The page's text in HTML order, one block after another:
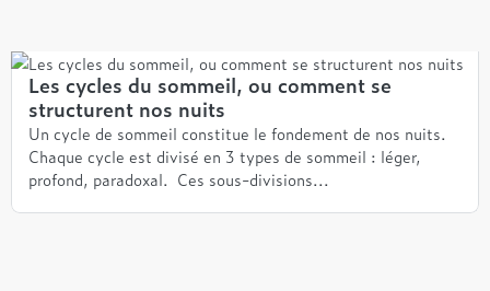
Les cycles du sommeil, ou comment se
structurent nos nuits
Un cycle de sommeil constitue le fondement de nos nuits.
Chaque cycle est divisé en 3 types de sommeil : léger,
profond, paradoxal. Ces sous-divisions...